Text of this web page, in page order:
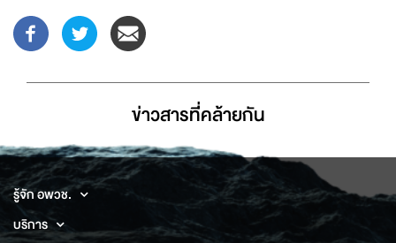
ข่าวสารที่่คล้ายกัน
รู้จัก อพวช.
บริการ